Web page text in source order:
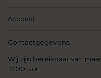
Account
Contactgegevens
Wij zijn bereikbaar van
17.00 uur